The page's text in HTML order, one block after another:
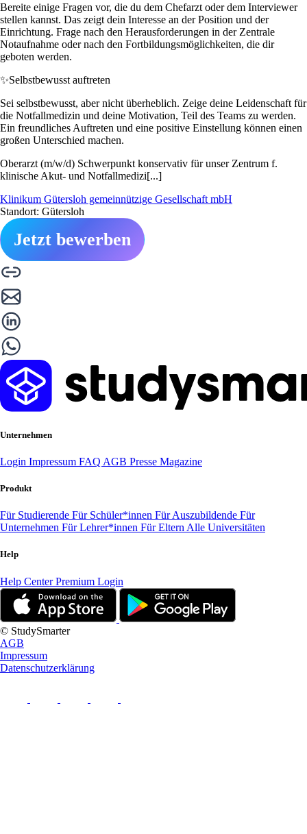
Bereite einige Fragen vor, die du dem Chefarzt oder dem Interviewer
stellen kannst. Das zeigt dein Interesse an der Position und der
Einrichtung. Frage nach den Herausforderungen in der Zentrale
Notaufnahme oder nach den Fortbildungsmöglichkeiten, die dir
geboten werden.
✨Selbstbewusst auftreten
Sei selbstbewusst, aber nicht überheblich. Zeige deine Leidenschaft für
die Notfallmedizin und deine Motivation, Teil des Teams zu werden.
Ein freundliches Auftreten und eine positive Einstellung können einen
großen Unterschied machen.
Oberarzt (m/w/d) Schwerpunkt konservativ für unser Zentrum f.
klinische Akut- und Notfallmedizi[...]
Klinikum Gütersloh gemeinnützige Gesellschaft mbH
Standort: Gütersloh
Jetzt bewerben
Unternehmen
Login Impressum FAQ AGB Presse Magazine
Produkt
Für Studierende Für Schüler*innen Für Auszubildende Für
Unternehmen Für Lehrer*innen Für Eltern Alle Universitäten
Help
Help CenterPremium Login
© StudySmarter
AGB
Impressum
Datenschutzerklärung